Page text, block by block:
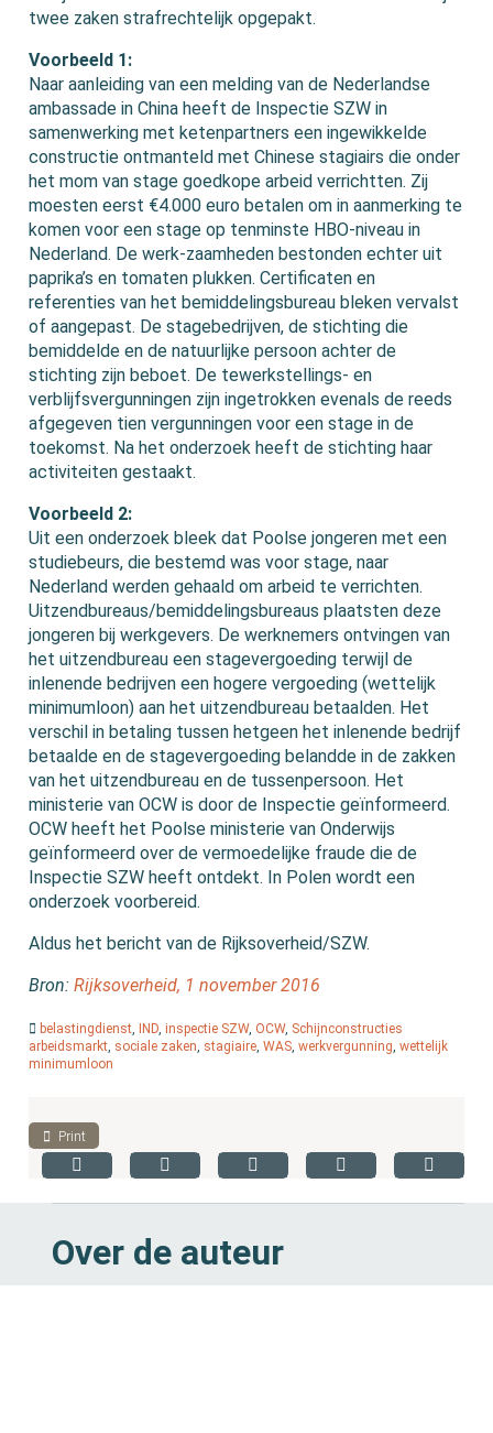
twee zaken strafrechtelijk opgepakt.
Voorbeeld 1:
Naar aanleiding van een melding van de Nederlandse
ambassade in China heeft de Inspectie SZW in
samenwerking met ketenpartners een ingewikkelde
constructie ontmanteld met Chinese stagiairs die onder
het mom van stage goedkope arbeid verrichtten. Zij
moesten eerst €4.000 euro betalen om in aanmerking te
komen voor een stage op tenminste HBO-niveau in
Nederland. De werk-zaamheden bestonden echter uit
paprika’s en tomaten plukken. Certificaten en
referenties van het bemiddelingsbureau bleken vervalst
of aangepast. De stagebedrijven, de stichting die
bemiddelde en de natuurlijke persoon achter de
stichting zijn beboet. De tewerkstellings- en
verblijfsvergunningen zijn ingetrokken evenals de reeds
afgegeven tien vergunningen voor een stage in de
toekomst. Na het onderzoek heeft de stichting haar
activiteiten gestaakt.
Voorbeeld 2:
Uit een onderzoek bleek dat Poolse jongeren met een
studiebeurs, die bestemd was voor stage, naar
Nederland werden gehaald om arbeid te verrichten.
Uitzendbureaus/bemiddelingsbureaus plaatsten deze
jongeren bij werkgevers. De werknemers ontvingen van
het uitzendbureau een stagevergoeding terwijl de
inlenende bedrijven een hogere vergoeding (wettelijk
minimumloon) aan het uitzendbureau betaalden. Het
verschil in betaling tussen hetgeen het inlenende bedrijf
betaalde en de stagevergoeding belandde in de zakken
van het uitzendbureau en de tussenpersoon. Het
ministerie van OCW is door de Inspectie geïnformeerd.
OCW heeft het Poolse ministerie van Onderwijs
geïnformeerd over de vermoedelijke fraude die de
Inspectie SZW heeft ontdekt. In Polen wordt een
onderzoek voorbereid.
Aldus het bericht van de Rijksoverheid/SZW.
Bron:Rijksoverheid, 1 november 2016
belastingdienst, IND,inspectie SZW, OCW, Schijnconstructies
arbeidsmarkt, sociale zaken, stagiaire,WAS,werkvergunning,wettelijk
minimumloon
Print
Over de auteur